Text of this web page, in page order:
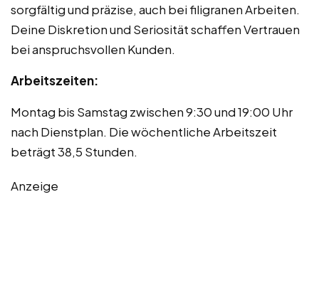
sorgfältig und präzise, auch bei filigranen Arbeiten.
Deine Diskretion und Seriosität schaffen Vertrauen
bei anspruchsvollen Kunden.
Arbeitszeiten:
Montag bis Samstag zwischen 9:30 und 19:00 Uhr
nach Dienstplan. Die wöchentliche Arbeitszeit
beträgt 38,5 Stunden.
Anzeige